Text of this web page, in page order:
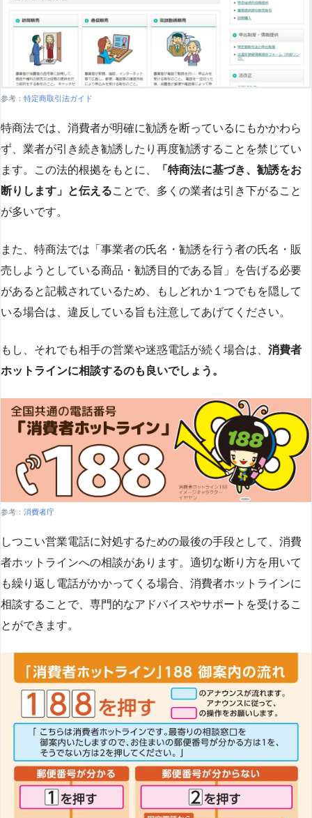
参考： 特定商取引法ガイド
特商法では、消費者が明確に勧誘を断っているにもかかわら
ず、業者が引き続き勧誘したり再度勧誘することを禁じてい
ます。この法的根拠をもとに、
「特商法に基づき、勧誘をお
断りします」と伝えることで、多くの業者は引き下がること
が多いです​​。
また、特商法では「事業者の氏名・勧誘を行う者の氏名・販
売しようとしている商品・勧誘目的である旨」を告げる必要
があると記載されているため、もしどれか１つでもを隠して
いる場合は、違反している旨も注意してあげてください。
もし、それでも相手の営業や迷惑電話が続く場合は、 消費者
ホットラインに相談するのも良いでしょう。
参考： 消費者庁
しつこい営業電話に対処するための最後の手段として、消費
者ホットラインへの相談があります。適切な断り方を用いて
も繰り返し電話がかかってくる場合、消費者ホットラインに
相談することで、専門的なアドバイスやサポートを受けるこ
とができます​​。